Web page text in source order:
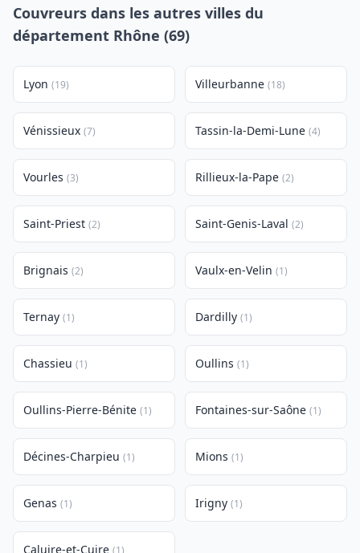
Couvreurs dans les autres villes du
département Rhône (69)
Lyon (19) Villeurbanne (18)
Vénissieux (7) Tassin-la-Demi-Lune (4)
Vourles (3) Rillieux-la-Pape (2)
Saint-Priest (2) Saint-Genis-Laval (2)
Brignais (2) Vaulx-en-Velin (1)
Ternay (1) Dardilly (1)
Chassieu (1) Oullins (1)
Oullins-Pierre-Bénite (1) Fontaines-sur-Saône (1)
Décines-Charpieu (1) Mions (1)
Genas (1) Irigny (1)
Caluire-et-Cuire (1)